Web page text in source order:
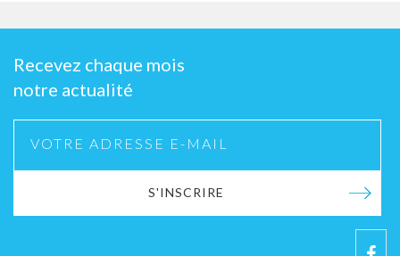
Recevez chaque mois
notre actualité
S'INSCRIRE